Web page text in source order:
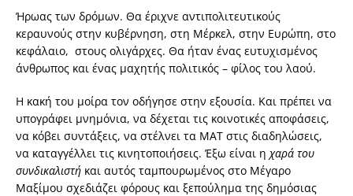
Ήρωας των δρόμων. Θα έριχνε αντιπολιτευτικούς
κεραυνούς στην κυβέρνηση, στη Μέρκελ, στην Ευρώπη, στο
κεφάλαιο, στους ολιγάρχες. Θα ήταν ένας ευτυχισμένος
άνθρωπος και ένας μαχητής πολιτικός – φίλος του λαού.
Η κακή του μοίρα τον οδήγησε στην εξουσία. Και πρέπει να
υπογράφει μνημόνια, να δέχεται τις κοινοτικές αποφάσεις,
να κόβει συντάξεις, να στέλνει τα ΜΑΤ στις διαδηλώσεις,
να καταγγέλλει τις κινητοποιήσεις. Έξω είναι η χαρά του
συνδικαλιστή και αυτός ταμπουρωμένος στο Μέγαρο
Μαξίμου σχεδιάζει φόρους και ξεπούλημα της δημόσιας